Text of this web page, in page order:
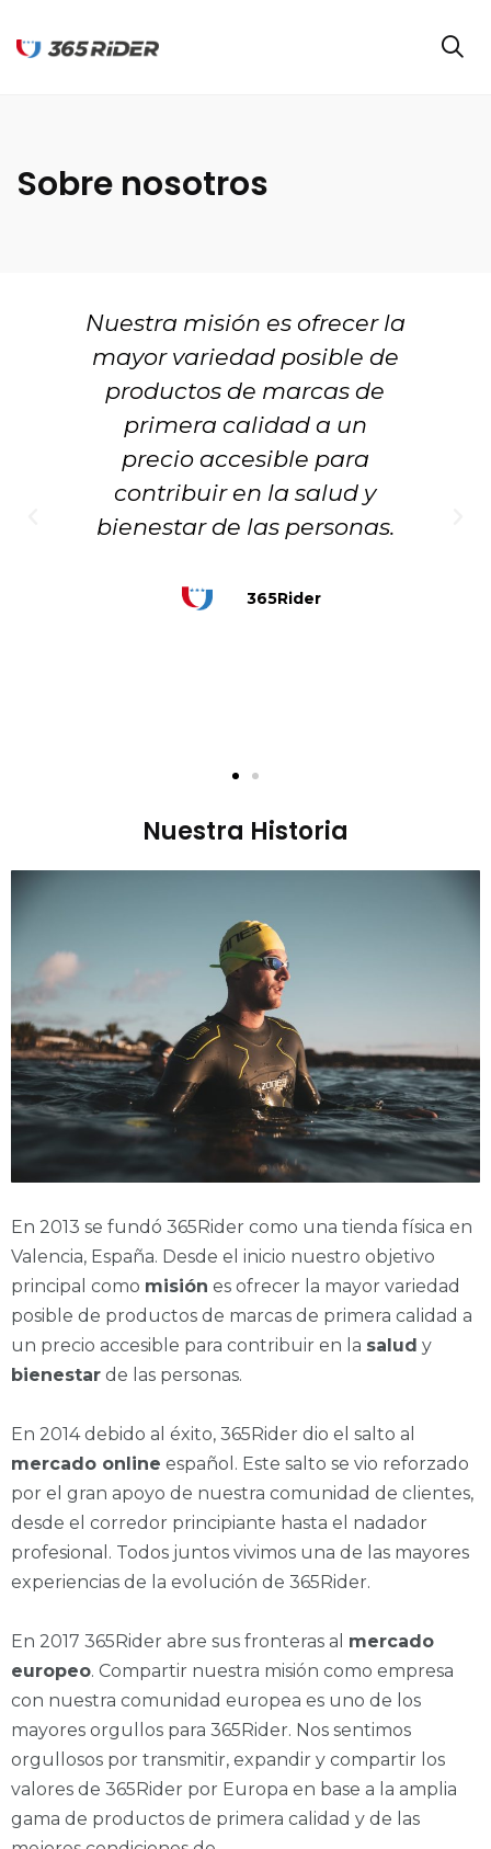
Sobre nosotros
Nuestra misión es ofrecer la
mayor variedad posible de
productos de marcas de
primera calidad a un
precio accesible para
contribuir en la salud y
bienestar de las personas.
365Rider
Nuestra Historia
En 2013 se fundó 365Rider como una tienda física en
Valencia, España. Desde el inicio nuestro objetivo
principal como misión es ofrecer la mayor variedad
posible de productos de marcas de primera calidad a
un precio accesible para contribuir en la salud y
bienestar de las personas.
En 2014 debido al éxito, 365Rider dio el salto al
mercado online español. Este salto se vio reforzado
por el gran apoyo de nuestra comunidad de clientes,
desde el corredor principiante hasta el nadador
profesional. Todos juntos vivimos una de las mayores
experiencias de la evolución de 365Rider.
En 2017 365Rider abre sus fronteras al mercado
europeo. Compartir nuestra misión como empresa
con nuestra comunidad europea es uno de los
mayores orgullos para 365Rider. Nos sentimos
orgullosos por transmitir, expandir y compartir los
valores de 365Rider por Europa en base a la amplia
gama de productos de primera calidad y de las